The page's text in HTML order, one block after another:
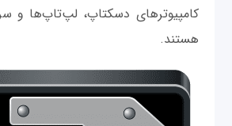
کامپیوترهای دسکتاپ، لپ‌تاپ‌ها و
هستند.